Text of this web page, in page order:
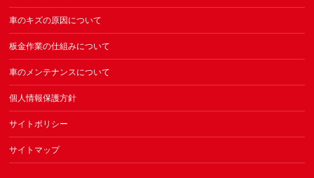
車のキズの原因について
板金作業の仕組みについて
車のメンテナンスについて
個人情報保護方針
サイトポリシー
サイトマップ